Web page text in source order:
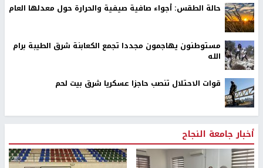
حالة الطقس: أجواء صافية صيفية والحرارة حول معدلها العام
مستوطنون يهاجمون مجددا تجمع الكعابنة شرق الطيبة برام
الله
قوات الاحتلال تنصب حاجزا عسكريا شرق بيت لحم
أخبار جامعة النجاح